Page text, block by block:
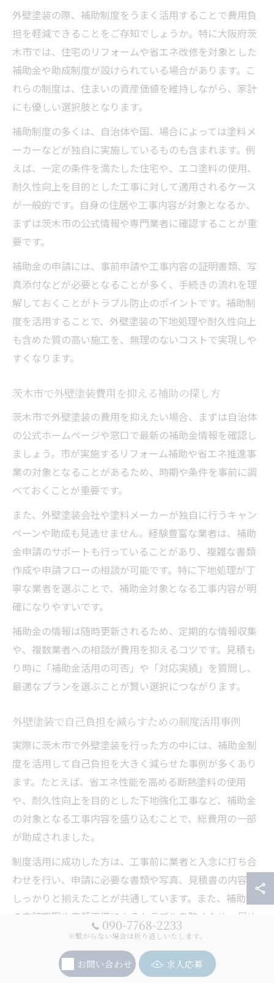
外壁塗装の際、補助制度をうまく活用することで費用負
担を軽減できることをご存知でしょうか。特に大阪府茨
木市では、住宅のリフォームや省エネ改修を対象とした
補助金や助成制度が設けられている場合があります。こ
れらの制度は、住まいの資産価値を維持しながら、家計
にも優しい選択肢となります。
補助制度の多くは、自治体や国、場合によっては塗料メ
ーカーなどが独自に実施しているものも含まれます。例
えば、一定の条件を満たした住宅や、エコ塗料の使用、
耐久性向上を目的とした工事に対して適用されるケース
が一般的です。自身の住居や工事内容が対象となるか、
まずは茨木市の公式情報や専門業者に確認することが重
要です。
補助金の申請には、事前申請や工事内容の証明書類、写
真添付などが必要となることが多く、手続きの流れを理
解しておくことがトラブル防止のポイントです。補助制
度を活用することで、外壁塗装の下地処理や耐久性向上
も含めた質の高い施工を、無理のないコストで実現しや
すくなります。
茨木市で外壁塗装費用を抑える補助の探し方
茨木市で外壁塗装の費用を抑えたい場合、まずは自治体
の公式ホームページや窓口で最新の補助金情報を確認し
ましょう。市が実施するリフォーム補助や省エネ推進事
業の対象となることがあるため、時期や条件を事前に調
べておくことが重要です。
また、外壁塗装会社や塗料メーカーが独自に行うキャン
ペーンや助成も見逃せません。経験豊富な業者は、補助
金申請のサポートも行っていることがあり、複雑な書類
作成や申請フローの相談が可能です。特に下地処理が丁
寧な業者を選ぶことで、補助金対象となる工事内容が明
確になりやすいです。
補助金の情報は随時更新されるため、定期的な情報収集
や、複数業者への相談が費用を抑えるコツです。見積も
り時に「補助金活用の可否」や「対応実績」を質問し、
最適なプランを選ぶことが賢い選択につながります。
外壁塗装で自己負担を減らすための制度活用事例
実際に茨木市で外壁塗装を行った方の中には、補助金制
度を活用して自己負担を大きく減らせた事例が多くあり
ます。たとえば、省エネ性能を高める断熱塗料の使用
や、耐久性向上を目的とした下地強化工事など、補助金
の対象となる工事内容を盛り込むことで、総費用の一部
が助成されました。
制度活用に成功した方は、工事前に業者と入念に打ち合
わせを行い、申請に必要な書類や写真、見積書の内容を
しっかりと揃えたことが共通しています。また、補助金
の申請期限や書類不備によるトラブルを防ぐため、早め
の準備と確認が重要です。
このような事例からも、外壁塗装時には補助金の制度を
積極的に調べ、信頼できる業者と連携して進めること
090-7768-2233
※繋がらない場合は折り返しいたします。
お問い合わせ 求人応募